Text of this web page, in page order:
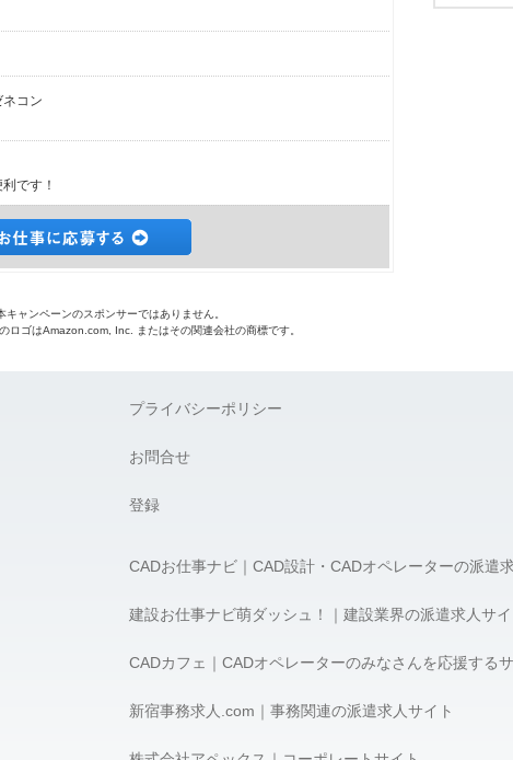
コン
です！
ャンペーンのスポンサーではありません。
ゴはAmazon.com, Inc. またはその関連会社の商標です。
プライバシーポリシー
お問合せ
登録
CADお仕事ナビ｜CAD設計・CADオペレーターの派遣
建設お仕事ナビ萌ダッシュ！｜建設業界の派遣求人サイ
CADカフェ｜CADオペレーターのみなさんを応援する
新宿事務求人.com｜事務関連の派遣求人サイト